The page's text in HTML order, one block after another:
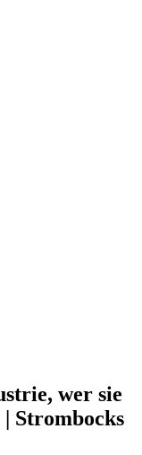
wer sie
Strombocks